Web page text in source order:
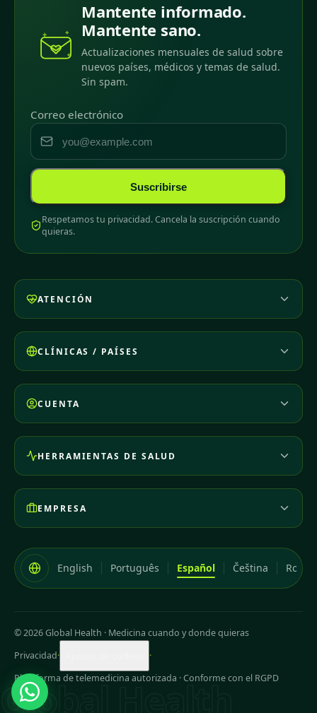
Mantente informado.
Mantente sano.
Actualizaciones mensuales de salud sobre
nuevos países, médicos y temas de salud.
Sin spam.
Correo electrónico
Suscribirse
Respetamos tu privacidad. Cancela la suscripción cuando
quieras.
ATENCIÓN
CLÍNICAS / PAÍSES
CUENTA
HERRAMIENTAS DE SALUD
EMPRESA
English Português Español Čeština
© 2026 Global Health · Medicina cuando y donde quieras
Privacidad·
·
Plataforma de telemedicina autorizada · Conforme con el RGPD
Global Health